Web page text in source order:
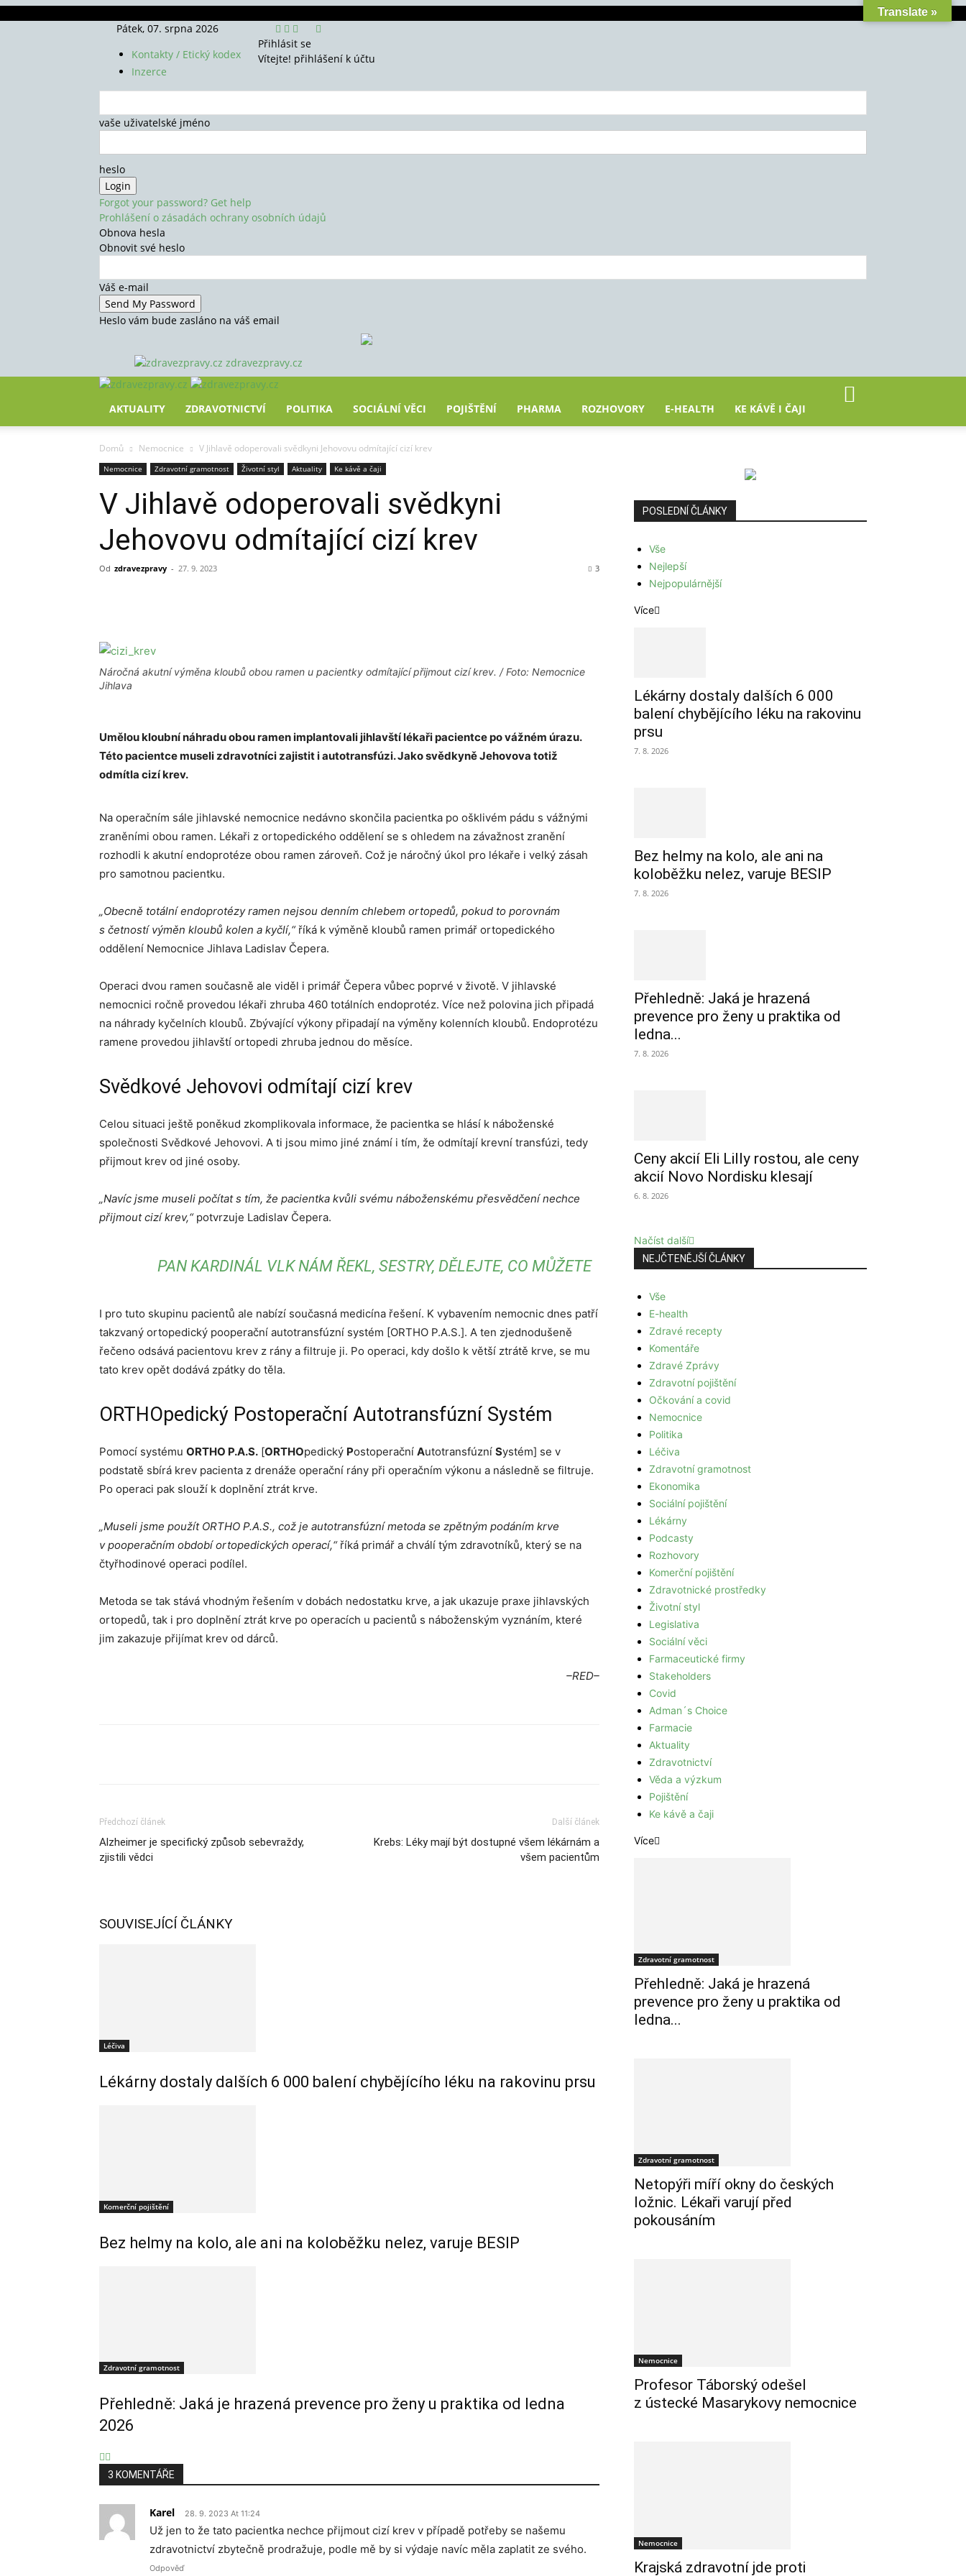
Pátek, 07. srpna 2026
Kontakty / Etický kodex
Inzerce
Přihlásit se
Vítejte! přihlášení k účtu
vaše uživatelské jméno
heslo
Forgot your password? Get help
Prohlášení o zásadách ochrany osobních údajů
Obnova hesla
Obnovit své heslo
Váš e-mail
Heslo vám bude zasláno na váš email
zdravezpravy.cz
AKTUALITY ZDRAVOTNICTVÍ POLITIKA SOCIÁLNÍ VĚCI POJIŠTĚNÍ PHARMA ROZHOVORY E-HEALTH KE KÁVĚ I ČAJI
Domů Nemocnice V Jihlavě odoperovali svědkyni Jehovovu odmítající cizí krev
Nemocnice Zdravotní gramotnost Životní styl Aktuality Ke kávě a čaji
V Jihlavě odoperovali svědkyni
Jehovovu odmítající cizí krev
Od zdravezpravy - 27. 9. 2023 3
Náročná akutní výměna kloubů obou ramen u pacientky odmítající přijmout cizí krev. / Foto: Nemocnice
Jihlava
Umělou kloubní náhradu obou ramen implantovali jihlavští lékaři pacientce po vážném úrazu.
Této pacientce museli zdravotníci zajistit i autotransfúzi. Jako svědkyně Jehovova totiž
odmítla cizí krev.
Na operačním sále jihlavské nemocnice nedávno skončila pacientka po ošklivém pádu s vážnými
zraněními obou ramen. Lékaři z ortopedického oddělení se s ohledem na závažnost zranění
rozhodli k akutní endoprotéze obou ramen zároveň. Což je náročný úkol pro lékaře i velký zásah
pro samotnou pacientku.
„Obecně totální endoprotézy ramen nejsou denním chlebem ortopedů, pokud to porovnám
s četností výměn kloubů kolen a kyčlí,“říká k výměně kloubů ramen primář ortopedického
oddělení Nemocnice Jihlava Ladislav Čepera.
Operaci dvou ramen současně ale viděl i primář Čepera vůbec poprvé v životě. V jihlavské
nemocnici ročně provedou lékaři zhruba 460 totálních endoprotéz. Více než polovina jich připadá
na náhrady kyčelních kloubů. Zbývající výkony připadají na výměny kolenních kloubů. Endoprotézu
ramene provedou jihlavští ortopedi zhruba jednou do měsíce.
Svědkové Jehovovi odmítají cizí krev
Celou situaci ještě poněkud zkomplikovala informace, že pacientka se hlásí k náboženské
společnosti Svědkové Jehovovi. A ti jsou mimo jiné známí i tím, že odmítají krevní transfúzi, tedy
přijmout krev od jiné osoby.
„Navíc jsme museli počítat s tím, že pacientka kvůli svému náboženskému přesvědčení nechce
přijmout cizí krev,“potvrzuje Ladislav Čepera.
PAN KARDINÁL VLK NÁM ŘEKL, SESTRY, DĚLEJTE, CO MŮŽETE
I pro tuto skupinu pacientů ale nabízí současná medicína řešení. K vybavením nemocnic dnes patří
takzvaný ortopedický pooperační autotransfúzní systém [ORTHO P.A.S.]. A ten zjednodušeně
řečeno odsává pacientovu krev z rány a filtruje ji. Po operaci, kdy došlo k větší ztrátě krve, se mu
tato krev opět dodává zpátky do těla.
ORTHOpedický Postoperační Autotransfúzní Systém
Pomocí systému ORTHO P.A.S. [ORTHOpedický Postoperační Autotransfúzní Systém] se v
podstatě sbírá krev pacienta z drenáže operační rány při operačním výkonu a následně se filtruje.
Po operaci pak slouží k doplnění ztrát krve.
„Museli jsme použít ORTHO P.A.S., což je autotransfúzní metoda se zpětným podáním krve
v pooperačním období ortopedických operací,“říká primář a chválí tým zdravotníků, který se na
čtyřhodinové operaci podílel.
Metoda se tak stává vhodným řešením v dobách nedostatku krve, a jak ukazuje praxe jihlavských
ortopedů, tak i pro doplnění ztrát krve po operacích u pacientů s náboženským vyznáním, které
jim zakazuje přijímat krev od dárců.
–RED–
Předchozí článek
Alzheimer je specifický způsob sebevraždy,
zjistili vědci
Další článek
Krebs: Léky mají být dostupné všem lékárnám a
všem pacientům
SOUVISEJÍCÍ ČLÁNKY
Léčiva
Lékárny dostaly dalších 6 000 balení chybějícího léku na rakovinu prsu
Komerční pojištění
Bez helmy na kolo, ale ani na koloběžku nelez, varuje BESIP
Zdravotní gramotnost
Přehledně: Jaká je hrazená prevence pro ženy u praktika od ledna
2026
3 KOMENTÁŘE
Karel 28. 9. 2023 At 11:24
Už jen to že tato pacientka nechce přijmout cizí krev v případě potřeby se našemu
zdravotnictví zbytečně prodražuje, podle mě by si výdaje navíc měla zaplatit ze svého.
Odpověď
POSLEDNÍ ČLÁNKY
Vše
Nejlepší
Nejpopulárnější
Více
Lékárny dostaly dalších 6 000
balení chybějícího léku na rakovinu
prsu
7. 8. 2026
Bez helmy na kolo, ale ani na
koloběžku nelez, varuje BESIP
7. 8. 2026
Přehledně: Jaká je hrazená
prevence pro ženy u praktika od
ledna...
7. 8. 2026
Ceny akcií Eli Lilly rostou, ale ceny
akcií Novo Nordisku klesají
6. 8. 2026
Načíst další
NEJČTENĚJŠÍ ČLÁNKY
Vše
E-health
Zdravé recepty
Komentáře
Zdravé Zprávy
Zdravotní pojištění
Očkování a covid
Nemocnice
Politika
Léčiva
Zdravotní gramotnost
Ekonomika
Sociální pojištění
Lékárny
Podcasty
Rozhovory
Komerční pojištění
Zdravotnické prostředky
Životní styl
Legislativa
Sociální věci
Farmaceutické firmy
Stakeholders
Covid
Adman´s Choice
Farmacie
Aktuality
Zdravotnictví
Věda a výzkum
Pojištění
Ke kávě a čaji
Více
Zdravotní gramotnost
Přehledně: Jaká je hrazená
prevence pro ženy u praktika od
ledna...
Zdravotní gramotnost
Netopýři míří okny do českých
ložnic. Lékaři varují před
pokousáním
Nemocnice
Profesor Táborský odešel
z ústecké Masarykovy nemocnice
Nemocnice
Krajská zdravotní jde proti
Translate »